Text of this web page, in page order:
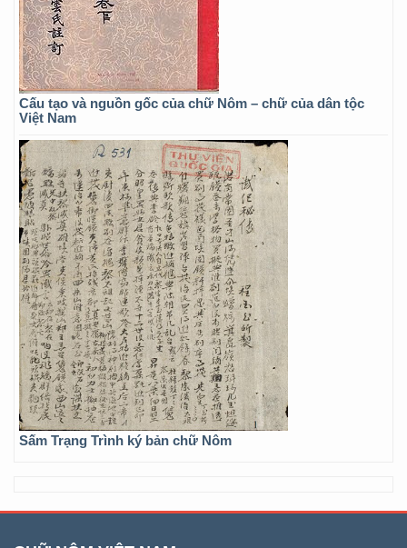
Cấu tạo và nguồn gốc của chữ Nôm – chữ của dân tộc
Việt Nam
Sấm Trạng Trình ký bản chữ Nôm